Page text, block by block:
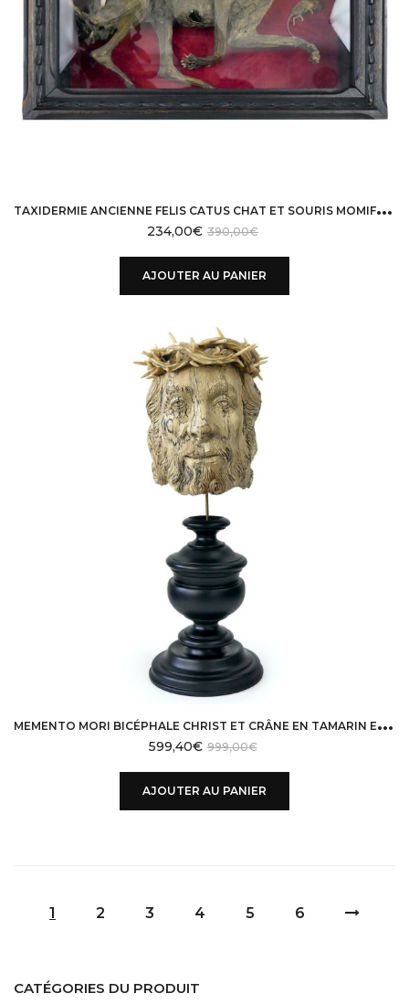
T
AXIDERMIE ANCIENNE FELIS CATUS CHAT ET SOURIS MOMIFIÉS CAISSE EN BOIS NOIR VITRÉE
390,00€
234,00€
AJOUTER AU PANIER
M
EMENTO MORI BICÉPHALE CHRIST ET CRÂNE EN TAMARIN ET BOIS DE CERF
999,00€
599,40€
AJOUTER AU PANIER
1 2 3 4 5 6
CATÉGORIES DU PRODUIT